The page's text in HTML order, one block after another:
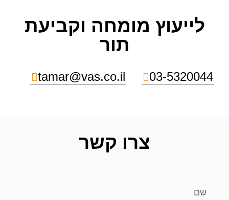
לייעוץ מומחה וקביעת
תור
03-5320044
tamar@vas.co.il
צרו קשר